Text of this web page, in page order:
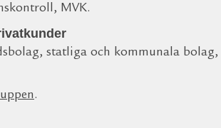
MVK.
statliga och kommunala
.